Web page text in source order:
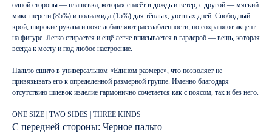
одной стороны — плащевка, которая спасёт в дождь и ветер, с другой — мягкий
микс шерсти (85%) и полиамида (15%) для тёплых, уютных дней. Свободный
крой, широкие рукава и пояс добавляют расслабленности, но сохраняют акцент
на фигуре. Легко стирается и ещё легче вписывается в гардероб — вещь, которая
всегда к месту и под любое настроение.
Пальто сшито в универсальном «Едином размере», что позволяет не
привязывать его к определенной размерной группе. Именно благодаря
отсутствию шлевок изделие гармонично сочетается как с поясом, так и без него.
ONE SIZE | TWO SIDES | THREE KINDS
С передней стороны: Черное пальто